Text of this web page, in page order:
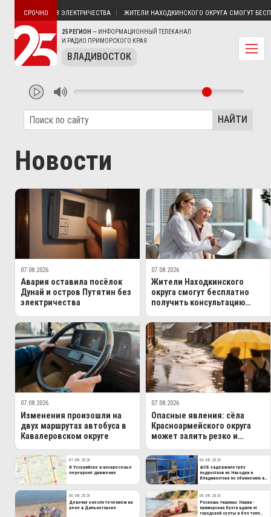
25 РЕГИОН — ИНФОРМАЦИОННЫЙ ТЕЛЕКАНАЛ
И РАДИО ПРИМОРСКОГО КРАЯ
ВЛАДИВОСТОК
СРОЧНО
ПУТЯТИН БЕЗ ЭЛЕКТРИЧЕСТВА ЖИТЕЛИ НАХОДКИНСКОГО ОКРУГА СМОГУТ
НАЙТИ
Новости
07.08.2026
Авария оставила посёлок
Дунай и остров Путятин без
электричества
07.08.2026
Жители Находкинского
округа смогут бесплатно
получить консультацию
07.08.2026
Изменения произошли на
двух маршрутах автобуса в
Кавалеровском округе
07.08.2026
Опасные явления: сёла
Красноармейского округа
может залить резко и
07.08.2026
В Уссурийске в воскресенье
перекроют движение
06.08.2026
ФСБ задержало трёх
подростков из Находки и
Владивостока по обвинению в
госизмене
06.08.2026
Девочку унесло течением на
реке в Дальнегорске
06.08.2026
Роскошь тишины: Нарва -
приморская бухта вдали от
городской суеты и без толп